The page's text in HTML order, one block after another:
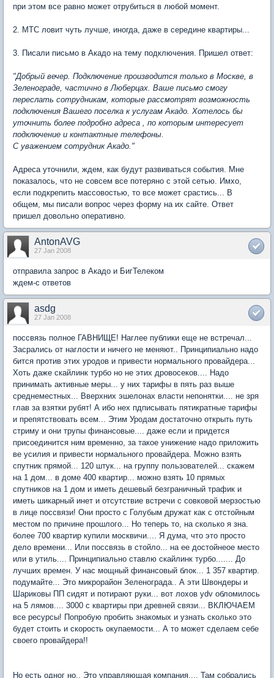
при этом все равно может отрубиться в любой момент.
2. МТС ловит чуть лучше, иногда, даже в середине квартиры...
3. Писали письмо в Акадо на тему подключения. Пришел ответ:
"Добрый вечер. Подключение производится только в Москве, в
Зеленограде, частично в Люберцах. Ваше письмо смогу
переслать сотрудникам, которые рассмотрят возможность
подключения Вашего поселка к услугам Акадо. Хотелось бы
уточнить более подробно адреса , по которым интересует
подключение и контактные телефоны.
С уважением сотрудник Акадо."
Адреса уточнили, ждем, как будут развиваться события. Мне
показалось, что не совсем все потеряно с этой сетью. Имхо,
если подкрепить массовостью, то все может срастись... В
общем, мы писали вопрос через форму на их сайте. Ответ
пришел довольно оперативно.
AntonAVG
27 Jan 2008
отправила запрос в Акадо и БигТелеком
ждем-с ответов
asdg
27 Jan 2008
поссвязь полное ГАВНИЩЕ! Наглее публики еще не встречал...
Засрались от наглости и ничего не меняют.. Принципиально надо
бится против этих уродов и привести нормального провайдера...
Хоть даже скайлинк турбо но не этих дровосеков.... Надо
принимать активные меры... у них тарифы в пять раз выше
среднеместных... Вверхних эшелонах власти непонятки.... не зря
глав за взятки рубят! А ибо нех пдписывать пятикратные тарифы
и препятствовать всем... Этим Уродам достаточно открыть путь
стриму и они трупы финансовые.... даже если и придется
присоединится ним временно, за такое унижение надо приложить
ве усилия и привести нормального провайдера. Можно взять
спутник прямой... 120 штук... на группу пользователей... скажем
на 1 дом... в доме 400 квартир... можно взять 10 прямых
спутников на 1 дом и иметь дешевый безграничный трафик и
иметь шикарный инет и отсутствие встречи с совковой мерзостью
в лице поссвязи! Они просто с Голубым дружат как с отстойным
местом по причине прошлого... Но теперь то, на сколько я зна.
более 700 квартир купили москвичи.... Я дума, что это просто
дело времени... Или поссвязь в стойло... на ее достойнеое место
или в утиль.... Принципиально ставлю скайлинк турбо....... До
лучших времен. У нас мощный финансовый блок... 1 357 квартир.
подумайте... Это микрорайон Зеленограда.. А эти Швондеры и
Шариковы ПП сидят и потирают руки... вот лохов ydv обломилось
на 5 лямов.... 3000 с квартиры при древней связи... ВКЛЮЧАЕМ
все ресурсы! Попробую пробить знакомых и узнать сколько это
будет стоить и скорость окупаемости... А то может сделаем себе
своего провайдера!!
Но есть одног но.. Это управляющая компания.... Там собрались